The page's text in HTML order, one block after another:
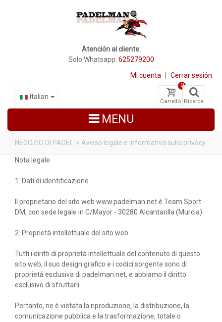
Atención al cliente:
Solo Whatsapp: 625279200
Mi cuenta Cerrar sesión
Carrello
0
Ricerca
Italian
MENU
RACCHETTE DA PADEL
SCARPE PADEL
BORSE
ABBIGLIAMENTO
OUTLET PADEL
BLOG
NEGOZIO DI PADEL > Avviso legale e informativa sulla privacy
Nota legale
1. Dati di identificazione
Il proprietario del sito web www.padelman.net è Team Sport
DM, con sede legale in C/Mayor - 30280 Alcantarilla (Murcia).
2. Proprietà intellettuale del sito web
Tutti i diritti di proprietà intellettuale del contenuto di questo
sito web, il suo design grafico e i codici sorgente sono di
proprietà esclusiva di padelman.net, e abbiamo il diritto
esclusivo di sfruttarli.
Pertanto, ne è vietata la riproduzione, la distribuzione, la
comunicazione pubblica e la trasformazione, totale o